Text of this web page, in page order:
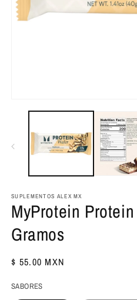
elemento
una
ventana
SUPLEMENTOS ALEX MX
MyProtein
Gramos
Precio
$ 55.00 MXN
SABORES